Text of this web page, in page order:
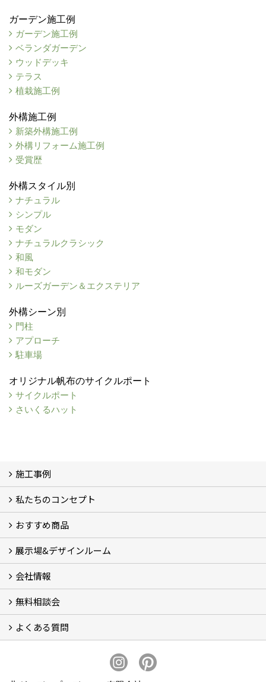
ガーデン施工例
ガーデン施工例
ベランダガーデン
ウッドデッキ
テラス
植栽施工例
外構施工例
新築外構施工例
外構リフォーム施工例
受賞歴
外構スタイル別
ナチュラル
シンプル
モダン
ナチュラルクラシック
和風
和モダン
ルーズガーデン＆エクステリア
外構シーン別
門柱
アプローチ
駐車場
オリジナル帆布のサイクルポート
サイクルポート
さいくるハット
施工事例
施工事例
お客様の声 (46)
私たちのコンセプト
コンセプト
完成までの流れ
お庭のメンテナンスについて
おすすめ商品
オリジナル帆布のサイクルポート
NEW スマートサイクルポート
おしゃれな物置 (8)
門扉 (6)
ウッドフェンス (16)
アイアンの商品 (6)
ガーデニング雑貨 (3)
ガーデン書&ガーデンアート
こだわりのオリジナル商品 一覧
おすすめの植物 (29)
箱庭ガーデン
ポット苗
展示場&デザインルーム
展示場&デザインルーム
会社情報
会社概要
スタッフ紹介 (11)
ブログ
コラム
アクセス
求人募集
無料相談会
無料相談会
よくある質問
アフターサービス・アフターメンテナンスについて (3)